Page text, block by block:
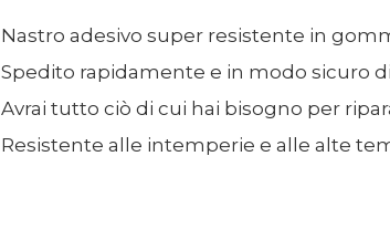
Nastro adesivo super resistente in
Spedito rapidamente e in modo sicuro
Avrai tutto ciò di cui hai bisogno per
Resistente alle intemperie e alle alte